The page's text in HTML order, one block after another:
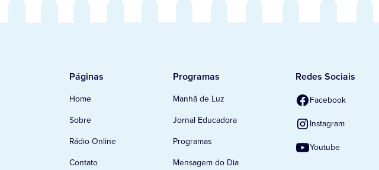
Páginas
Home
Sobre
Rádio Online
Contato
Programas
Manhã de Luz
Jornal Educadora
Programas
Mensagem do Dia
Redes Sociais
Facebook
Instagram
Youtube